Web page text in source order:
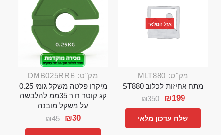
אזל המלאי
מק"ט: MLT880
מתח אחיזות לכלוב ST880
₪350 ₪199
שלח עדכון מלאי
מק"ט: DMB025RRB
מיקרו פלטה משקל גומי 0.25
קג קוטר חור 35ממ להלבשה
על משקל מובנה
₪45 ₪30